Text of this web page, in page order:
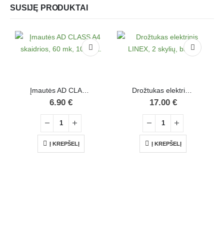
SUSIJĘ PRODUKTAI
Įmautės AD CLASS A4 skaidrios, 60 mk, 100 vnt.
6.90 €
Į KREPŠELĮ
Drožtukas elektrinis LINEX, 2 skylių, baltas
17.00 €
Į KREPŠELĮ